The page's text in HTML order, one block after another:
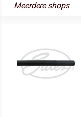
Meerdere shops